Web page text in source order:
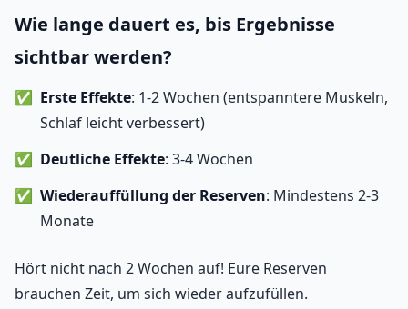
Wie lange dauert es, bis Ergebnisse
sichtbar werden?
Erste Effekte: 1-2 Wochen (entspanntere Muskeln,
Schlaf leicht verbessert)
Deutliche Effekte: 3-4 Wochen
Wiederauffüllung der Reserven: Mindestens 2-3
Monate
Hört nicht nach 2 Wochen auf! Eure Reserven
brauchen Zeit, um sich wieder aufzufüllen.